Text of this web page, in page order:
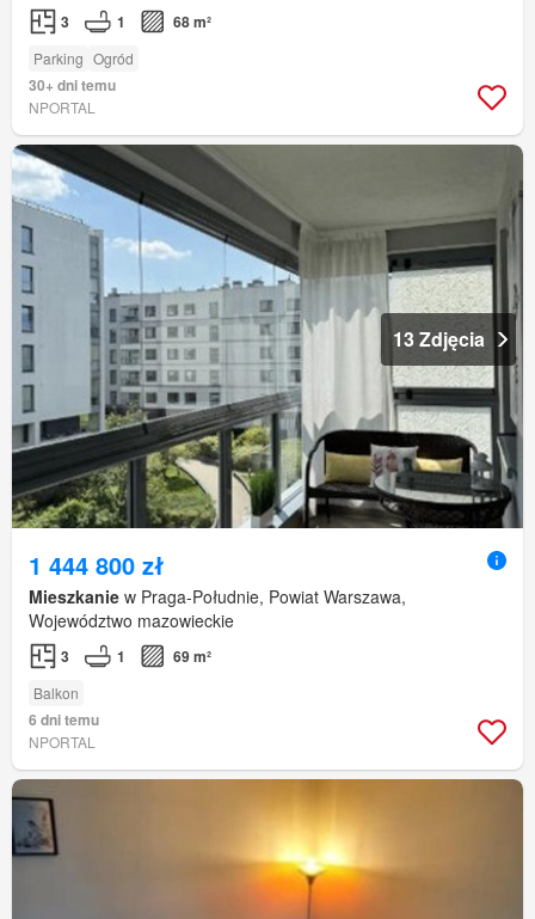
3 1 68 m²
Parking Ogród
30+ dni temu
NPORTAL
13 Zdjęcia
1 444 800 zł
Mieszkanie w Praga-Południe, Powiat Warszawa,
Województwo mazowieckie
3 1 69 m²
Balkon
6 dni temu
NPORTAL